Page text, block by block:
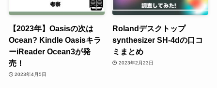
【2023年】Oasisの次は
Ocean? Kindle Oasisキラ
ーiReader Ocean3が発
売！
2023年4月5日
Rolandデスクトップ
synthesizer SH-4dの口コ
ミまとめ
2023年2月23日